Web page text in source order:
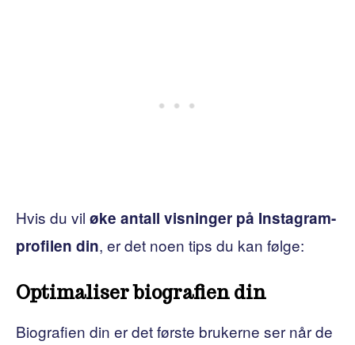
Hvis du vil øke antall visninger på Instagram-
profilen din, er det noen tips du kan følge:
Optimaliser biografien din
Biografien din er det første brukerne ser når de